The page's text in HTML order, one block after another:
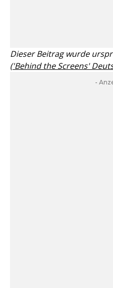
Dieser Beitrag wurde
('Behind the Screens'
-